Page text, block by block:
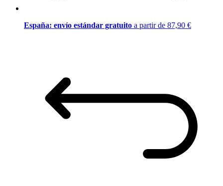
España: envío estándar gratuito a partir de 87,90 €